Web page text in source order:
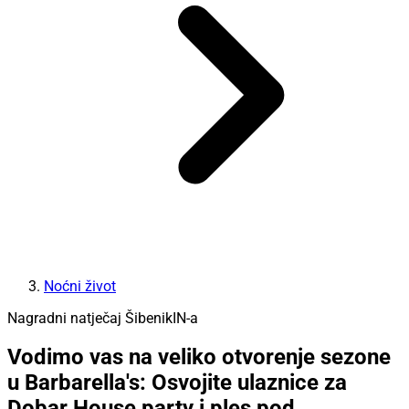
Noćni život
Nagradni natječaj ŠibenikIN-a
Vodimo vas na veliko otvorenje sezone
u Barbarella's: Osvojite ulaznice za